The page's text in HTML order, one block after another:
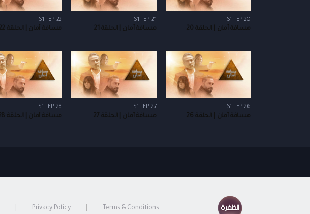
S1 - EP 20
مسافة أمان | الحلقة 20
S1 - EP 21
مسافة أمان | الحلقة 21
S1 - EP 22
مسافة أمان | الحلقة 22
S1 - EP 26
مسافة أمان | الحلقة 26
S1 - EP 27
مسافة أمان | الحلقة 27
S1 - EP 28
مسافة أمان | الحلقة 28
Terms & Conditions
Privacy Policy